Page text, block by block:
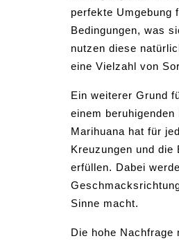
perfekte Umgebung
Bedingungen, was
nutzen diese
eine Vielzahl von
Ein weiterer Grund
einem
Marihuana hat für
Kreuzungen und
erfüllen. Dabei
Sinne macht.
Die hohe